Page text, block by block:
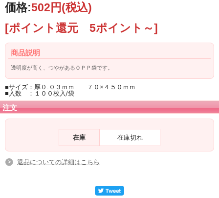
価格:502円(税込)
[ポイント還元 5ポイント～]
商品説明
透明度が高く、つやがあるＯＰＰ袋です。
■サイズ：厚０.０３ｍｍ ７０×４５０ｍｍ
■入数 ：１００枚入/袋
注文
在庫 在庫切れ
返品についての詳細はこちら